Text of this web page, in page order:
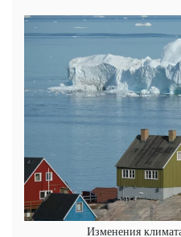
Изменения